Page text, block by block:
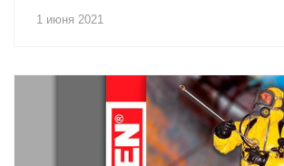
1 июня 2021